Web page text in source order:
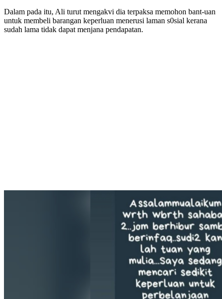
Dalam pada itu, Ali turut mengakvi dia terpaksa memohon bant-uan
untuk membeli barangan keperluan menerusi laman s0sial kerana
sudah lama tidak dapat menjana pendapatan.